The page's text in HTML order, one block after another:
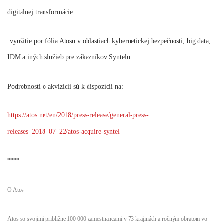
digitálnej transformácie
·využitie portfólia Atosu v oblastiach kybernetickej bezpečnosti, big data,
IDM a iných služieb pre zákazníkov Syntelu.
Podrobnosti o akvizícii sú k dispozícii na:
https://atos.net/en/2018/press-release/general-press-
releases_2018_07_22/atos-acquire-syntel
****
O Atos
Atos so svojimi približne 100 000 zamestnancami v 73 krajinách a ročným obratom vo